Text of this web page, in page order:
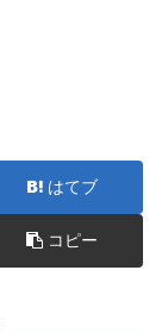
はてブ
コピー